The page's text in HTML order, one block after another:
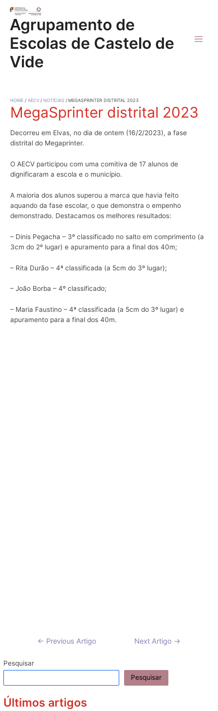
content
Agrupamento de
Escolas de Castelo de
Vide
HOME AECV NOTÍCIAS MEGASPRINTER DISTRITAL 2023
MegaSprinter distrital 2023
Decorreu em Elvas, no dia de ontem (16/2/2023), a fase
distrital do Megaprinter.
O AECV participou com uma comitiva de 17 alunos de
dignificaram a escola e o município.
A maioria dos alunos superou a marca que havia feito
aquando da fase escolar, o que demonstra o empenho
demonstrado. Destacamos os melhores resultados:
– Dinis Pegacha – 3º classificado no salto em comprimento (a
3cm do 2º lugar) e apuramento para a final dos 40m;
– Rita Durão – 4ª classificada (a 5cm do 3º lugar);
– João Borba – 4º classificado;
– Maria Faustino – 4ª classificada (a 5cm do 3º lugar) e
apuramento para a final dos 40m.
Navegação
artigos
← Previous Artigo Next Artigo →
Pesquisar
Pesquisar
Últimos artigos